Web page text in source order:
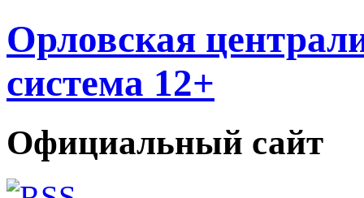
Орловская
система 12+
Официальный сайт